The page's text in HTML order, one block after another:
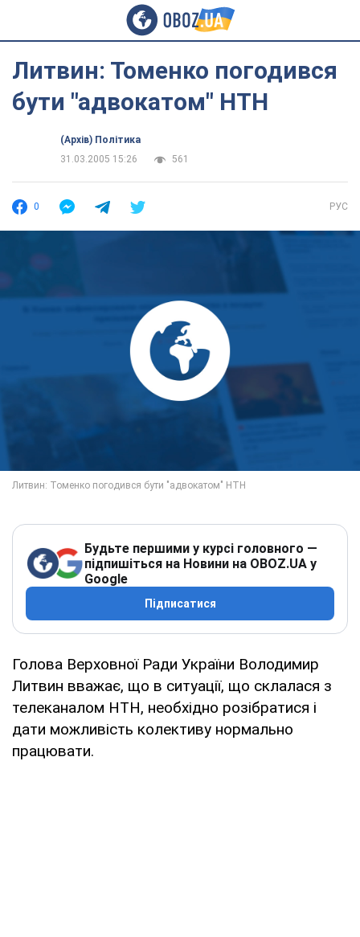
Литвин: Томенко погодився
бути "адвокатом" НТН
(Архів) Політика
31.03.2005 15:26
561
0 РУС
Будьте першими у курсі головного —
підпишіться на Новини на OBOZ.UA у
Google
Підписатися
Голова Верховної Ради України Володимир
Литвин вважає, що в ситуації, що склалася з
телеканалом НТН, необхідно розібратися і
дати можливість колективу нормально
працювати.